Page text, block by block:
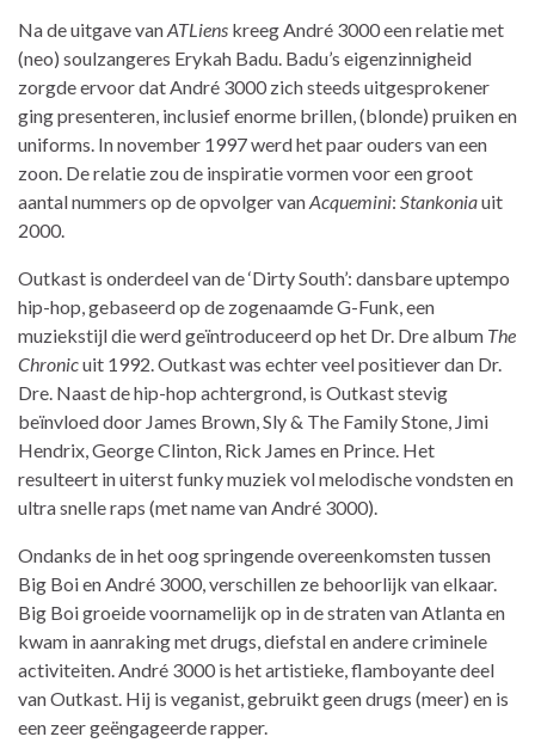
Na de uitgave vanATLiens kreeg André 3000 een relatie met
(neo) soulzangeres Erykah Badu. Badu’s eigenzinnigheid
zorgde ervoor dat André 3000 zich steeds uitgesprokener
ging presenteren, inclusief enorme brillen, (blonde) pruiken en
uniforms. In november 1997 werd het paar ouders van een
zoon. De relatie zou de inspiratie vormen voor een groot
aantal nummers op de opvolger vanAcquemini: Stankoniauit
2000.
Outkast is onderdeel van de ‘Dirty South’: dansbare uptempo
hip-hop, gebaseerd op de zogenaamde G-Funk, een
muziekstijl die werd geïntroduceerd op het Dr. Dre album The
Chronicuit 1992. Outkast was echter veel positiever dan Dr.
Dre. Naast de hip-hop achtergrond, is Outkast stevig
beïnvloed door James Brown, Sly & The Family Stone, Jimi
Hendrix, George Clinton, Rick James en Prince. Het
resulteert in uiterst funky muziek vol melodische vondsten en
ultra snelle raps (met name van André 3000).
Ondanks de in het oog springende overeenkomsten tussen
Big Boi en André 3000, verschillen ze behoorlijk van elkaar.
Big Boi groeide voornamelijk op in de straten van Atlanta en
kwam in aanraking met drugs, diefstal en andere criminele
activiteiten. André 3000 is het artistieke, flamboyante deel
van Outkast. Hij is veganist, gebruikt geen drugs (meer) en is
een zeer geëngageerde rapper.